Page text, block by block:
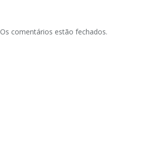
Os comentários estão fechados.